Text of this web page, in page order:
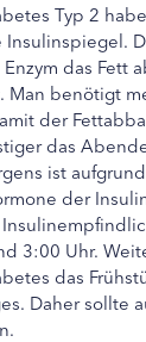
Typ 2
Insulinspiegel.
das Fett
Man benötigt
der
das
ist
der
3:00 Uhr.
das
Daher sollte